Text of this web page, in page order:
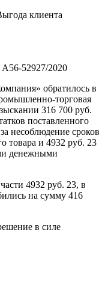
клиента
52927/2020
обратилось в
торговая
316 700 руб.
поставленного
несоблюдение сроков
товара и 4932 руб. 23
денежными
4932 руб. 23, в
на сумму 416
в силе